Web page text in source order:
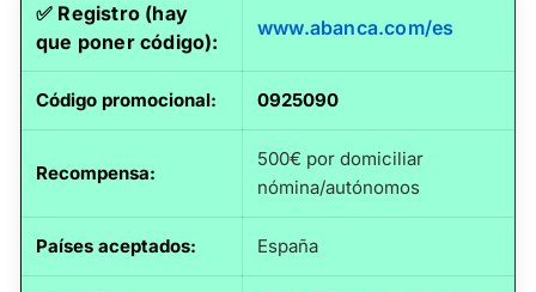
✅ Registro (hay
que poner código):
www.abanca.com/es
Código promocional: 0925090
Recompensa:
500€ por domiciliar
nómina/autónomos
Países aceptados: España